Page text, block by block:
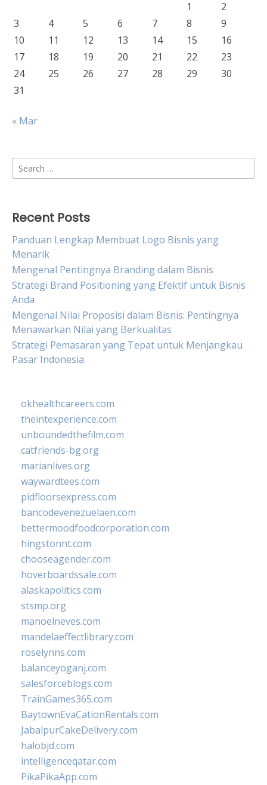
1
2
3
4 5 6 7 8
9
10
11 12 13 14 15
16
17
18 19 20 21 22
23
24
25 26 27 28 29
30
31
« Mar
Search
for:
Recent Posts
Panduan Lengkap Membuat Logo Bisnis yang
Menarik
Mengenal Pentingnya Branding dalam Bisnis
Strategi Brand Positioning yang Efektif untuk Bisnis
Anda
Mengenal Nilai Proposisi dalam Bisnis: Pentingnya
Menawarkan Nilai yang Berkualitas
Strategi Pemasaran yang Tepat untuk Menjangkau
Pasar Indonesia
okhealthcareers.com
theintexperience.com
unboundedthefilm.com
catfriends-bg.org
marianlives.org
waywardtees.com
pidfloorsexpress.com
bancodevenezuelaen.com
bettermoodfoodcorporation.com
hingstonnt.com
chooseagender.com
hoverboardssale.com
alaskapolitics.com
stsmp.org
manoelneves.com
mandelaeffectlibrary.com
roselynns.com
balanceyoganj.com
salesforceblogs.com
TrainGames365.com
BaytownEvaCationRentals.com
JabalpurCakeDelivery.com
halobjd.com
intelligenceqatar.com
PikaPikaApp.com